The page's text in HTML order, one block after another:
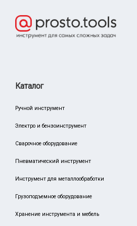
Каталог
Ручной инструмент
Электро и бензоинструмент
Сварочное оборудование
Пневматический инструмент
Инструмент для металлообработки
Грузоподъемное оборудование
Хранение инструмента и мебель